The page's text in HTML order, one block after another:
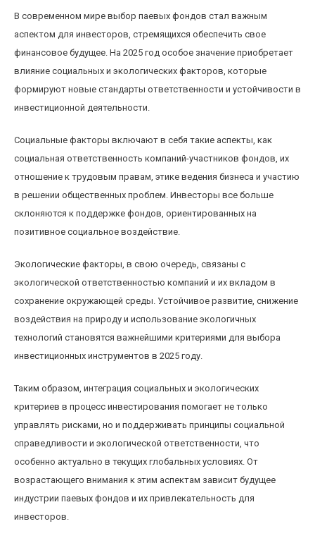
В современном мире выбор паевых фондов стал важным
аспектом для инвесторов, стремящихся обеспечить свое
финансовое будущее. На 2025 год особое значение приобретает
влияние социальных и экологических факторов, которые
формируют новые стандарты ответственности и устойчивости в
инвестиционной деятельности.
Социальные факторы включают в себя такие аспекты, как
социальная ответственность компаний-участников фондов, их
отношение к трудовым правам, этике ведения бизнеса и участию
в решении общественных проблем. Инвесторы все больше
склоняются к поддержке фондов, ориентированных на
позитивное социальное воздействие.
Экологические факторы, в свою очередь, связаны с
экологической ответственностью компаний и их вкладом в
сохранение окружающей среды. Устойчивое развитие, снижение
воздействия на природу и использование экологичных
технологий становятся важнейшими критериями для выбора
инвестиционных инструментов в 2025 году.
Таким образом, интеграция социальных и экологических
критериев в процесс инвестирования помогает не только
управлять рисками, но и поддерживать принципы социальной
справедливости и экологической ответственности, что
особенно актуально в текущих глобальных условиях. От
возрастающего внимания к этим аспектам зависит будущее
индустрии паевых фондов и их привлекательность для
инвесторов.